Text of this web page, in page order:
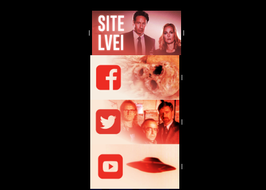
| |
|
|
|